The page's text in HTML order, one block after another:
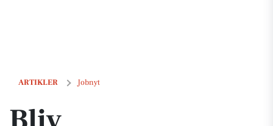
ARTIKLER Jobnyt
Bliv kundemedarbejder i Sydjysk Sparekasse med fokus på gode